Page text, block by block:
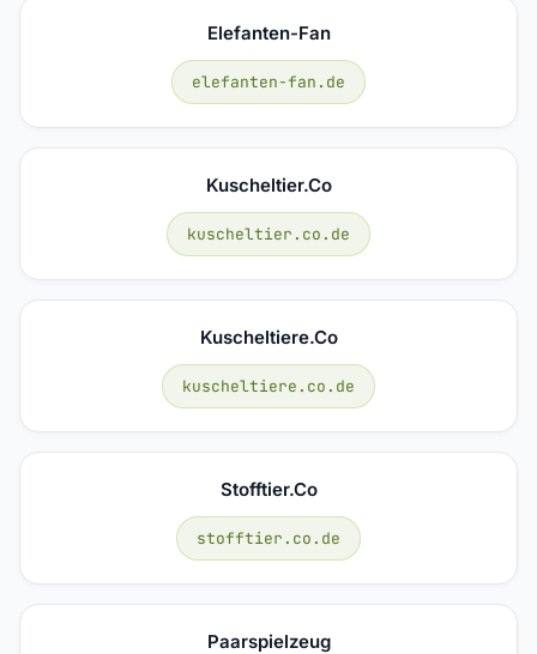
Elefanten-Fan
elefanten-fan.de
Kuscheltier.co
kuscheltier.co.de
Kuscheltiere.co
kuscheltiere.co.de
Stofftier.co
stofftier.co.de
Paarspielzeug